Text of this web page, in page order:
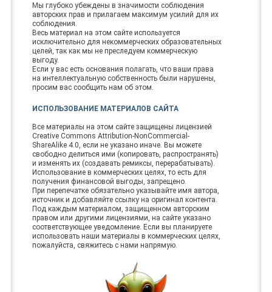
Мы глубоко убеждены в значимости соблюдения
авторских прав и прилагаем максимум усилий для их
соблюдения.
Весь материал на этом сайте используется
исключительно для некоммерческих образовательных
целей, так как мы не преследуем коммерческую
выгоду.
Если у вас есть основания полагать, что ваши права
на интеллектуальную собственность были нарушены,
просим вас сообщить нам об этом.
ИСПОЛЬЗОВАНИЕ МАТЕРИАЛОВ САЙТА
Все материалы на этом сайте защищены лицензией
Creative Commons Attribution-NonCommercial-
ShareAlike 4.0, если не указано иначе. Вы можете
свободно делиться ими (копировать, распространять)
и изменять их (создавать ремиксы, перерабатывать).
Использование в коммерческих целях, то есть для
получения финансовой выгоды, запрещено.
При перепечатке обязательно указывайте имя автора,
источник и добавляйте ссылку на оригинал контента.
Под каждым материалом, защищенном авторским
правом или другими лицензиями, на сайте указано
соответствующее уведомление. Если вы планируете
использовать наши материалы в коммерческих целях,
пожалуйста, свяжитесь с нами напрямую.